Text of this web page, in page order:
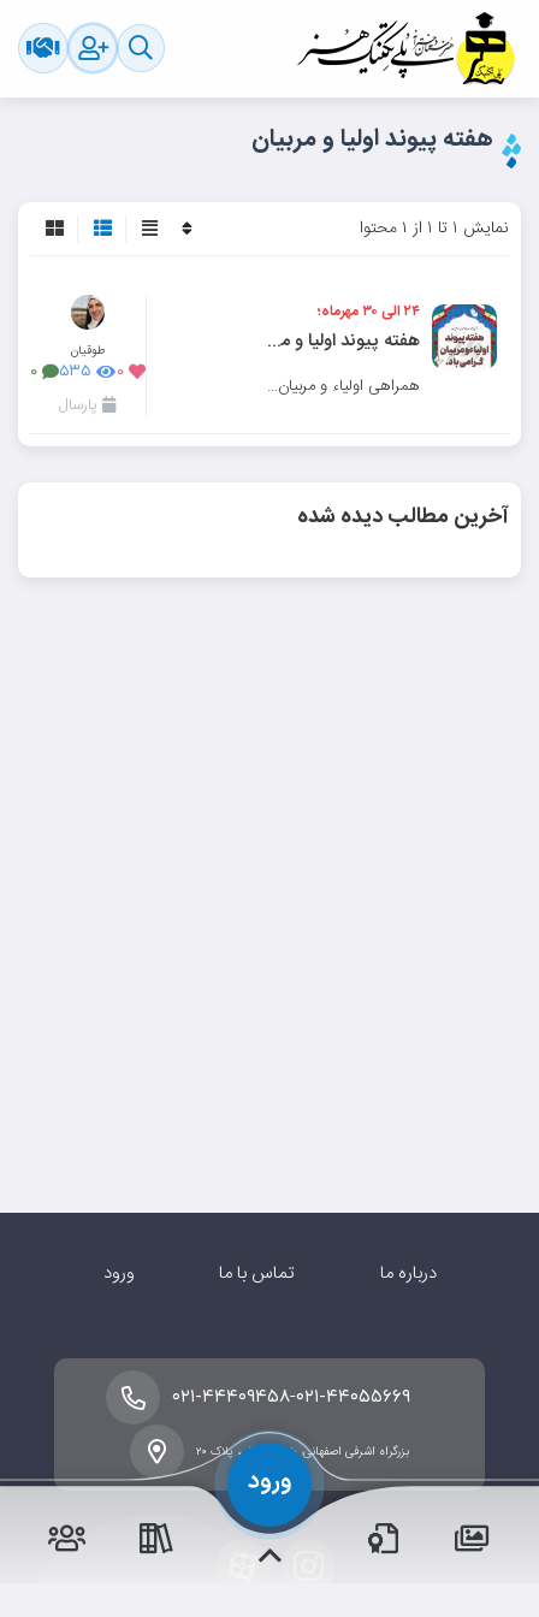
هفته پیوند اولیا و مربیان
نمایش ۱ تا ۱ از ۱ محتوا
۲۴ الی ۳۰ مهرماه؛
هفته پیوند اولیا و مربیان گرامی باد
همراهی اولیاء و مربیان رشد و شکوفایی دانش آموزان را در بر دارد.
طوقیان
۰ ۵۳۵ ۰
پارسال
آخرین مطالب دیده شده
درباره ما تماس با ما ورود
بزرگراه اشرفی اصفهانی، خیابان شالی، پلاک ۲۰
۰۲۱-۴۴۰۵۵۶۶۹-۰۲۱-۴۴۴۰۹۴۵۸